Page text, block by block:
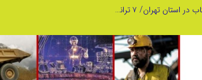
احصای ۱۲۵ میلیون کیلووات‌ساعت انرژی با اجرای طرح مهتاب در استان تهران/ ۷ ترانسفورماتور غیرمجاز شناسایی و جمع‌آوری شد